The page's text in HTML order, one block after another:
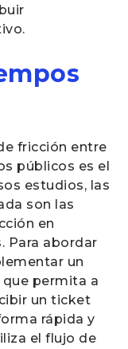
fricción entre
públicos es el
estudios, las
son las
en
Para abordar
un
que permita a
un ticket
rápida y
el flujo de